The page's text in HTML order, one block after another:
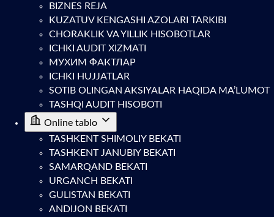
BIZNES REJA
KUZATUV KENGASHI AZOLARI TARKIBI
CHORAKLIK VA YILLIK HISOBOTLAR
ICHKI AUDIT XIZMATI
МУХИМ ФАКТЛАР
ICHKI HUJJATLAR
SOTIB OLINGAN AKSIYALAR HAQIDA MA’LUMOT
TASHQI AUDIT HISOBOTI
Online tablo
TASHKENT SHIMOLIY BEKATI
TASHKENT JANUBIY BEKATI
SAMARQAND BEKATI
URGANCH BEKATI
GULISTAN BEKATI
ANDIJON BEKATI